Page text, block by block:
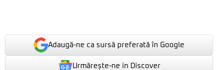
Adaugă-ne ca sursă preferată în Google
Urmărește-ne in Discover